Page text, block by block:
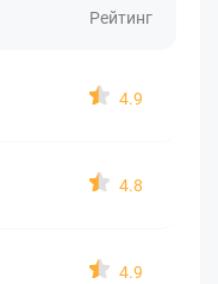
Рейтинг
4.9
4.8
4.9